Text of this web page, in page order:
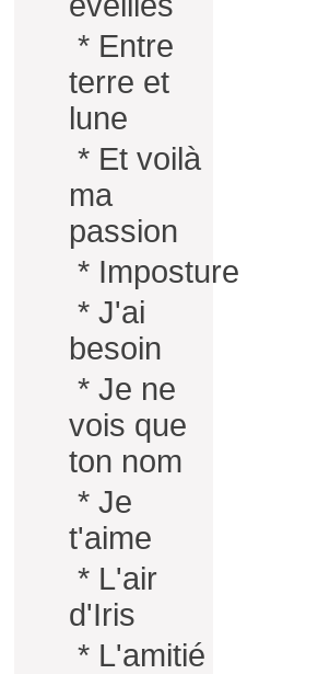
* Entre
terre et
lune
* Et voilà
ma
passion
* Imposture
* J'ai
besoin
* Je ne
vois que
ton nom
* Je
t'aime
* L'air
d'Iris
* L'amitié